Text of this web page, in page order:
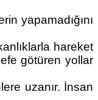
yapamadığını
hareket
götüren yollar
uzanır. İnsan